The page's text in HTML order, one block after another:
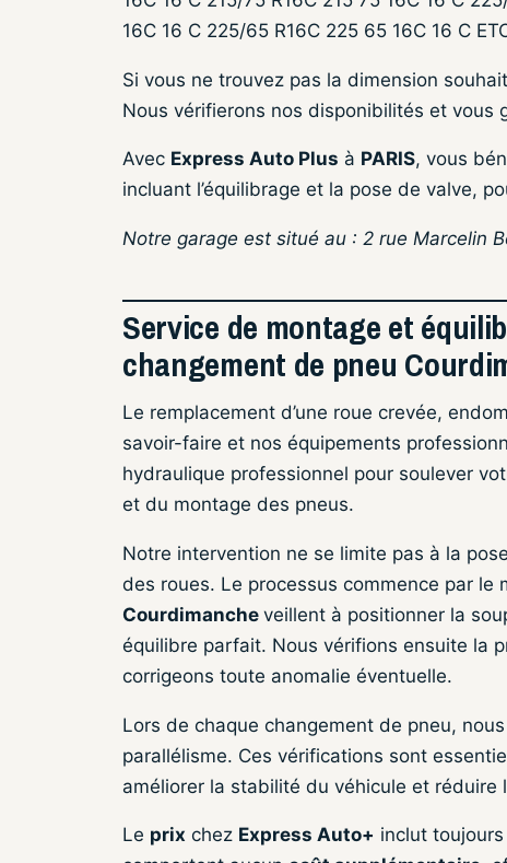
16C 16 C 225/65 R16C 225 65 16C 16 C
Si vous ne trouvez pas la dimension
Nous vérifierons nos disponibilités et vous
Avec Express Auto Plus à PARIS, vous
incluant l’équilibrage et la pose de valve,
Notre garage est situé au : 2 rue Marcelin
Service de montage et
changement de pneu
Le remplacement d’une roue crevée,
savoir-faire et nos équipements
hydraulique professionnel pour soulever
et du montage des pneus.
Notre intervention ne se limite pas à la
des roues. Le processus commence par le
Courdimanche veillent à positionner la
équilibre parfait. Nous vérifions ensuite la
corrigeons toute anomalie éventuelle.
Lors de chaque changement de pneu,
parallélisme. Ces vérifications sont
améliorer la stabilité du véhicule et réduire
Le prix chez Express Auto+ inclut toujours